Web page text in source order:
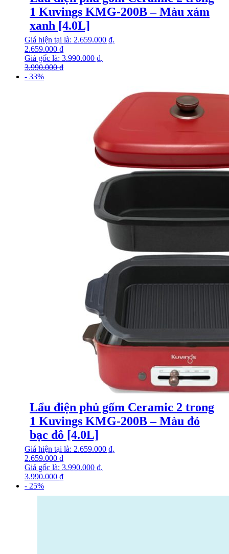
1 Kuvings KMG-200B – Màu xám
xanh [4.0L]
3.990.000₫
Giá gốc là: 3.990.000 ₫.
2.659.000 ₫
Giá hiện tại là: 2.659.000 ₫.
- 33%
Lẩu điện phủ gốm Ceramic 2 trong
1 Kuvings KMG-200B – Màu đỏ
bạc đô [4.0L]
3.990.000₫
Giá gốc là: 3.990.000 ₫.
2.659.000 ₫
Giá hiện tại là: 2.659.000 ₫.
- 25%